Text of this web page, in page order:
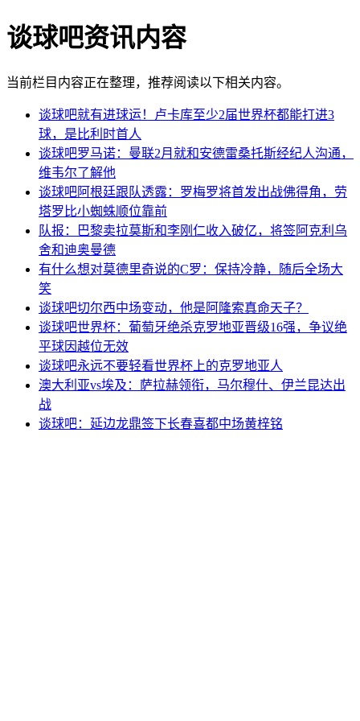
谈球吧资讯内容
当前栏目内容正在整理，推荐阅读以下相关内容。
谈球吧就有进球运！卢卡库至少2届世界杯都能打进3
球，是比利时首人
谈球吧罗马诺：曼联2月就和安德雷桑托斯经纪人沟通，
维韦尔了解他
谈球吧阿根廷跟队透露：罗梅罗将首发出战佛得角，劳
塔罗比小蜘蛛顺位靠前
队报：巴黎卖拉莫斯和李刚仁收入破亿，将签阿克利乌
舍和迪奥曼德
有什么想对莫德里奇说的C罗：保持冷静，随后全场大
笑
谈球吧切尔西中场变动，他是阿隆索真命天子？
谈球吧世界杯：葡萄牙绝杀克罗地亚晋级16强，争议绝
平球因越位无效
谈球吧永远不要轻看世界杯上的克罗地亚人
澳大利亚vs埃及：萨拉赫领衔，马尔穆什、伊兰昆达出
战
谈球吧：延边龙鼎签下长春喜都中场黄梓铭